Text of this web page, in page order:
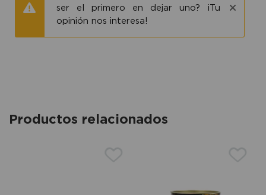
ser el primero en dejar uno? ¡Tu
opinión nos interesa!
Productos relacionados